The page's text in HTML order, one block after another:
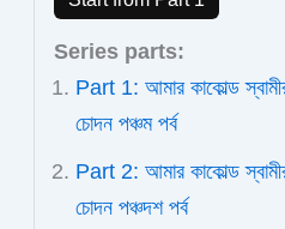
Series parts:
Part 1: আমার কাকোল্ড
চোদন পঞ্চম পর্ব
Part 2: আমার কাকোল্ড
চোদন পঞ্চদশ পর্ব